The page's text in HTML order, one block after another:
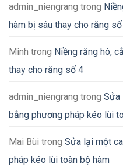
admin_niengrang trong
hàm bị sâu thay cho răng
Minh trong Niềng răng hô,
thay cho răng số 4
admin_niengrang trong Sửa
bằng phương pháp kéo lùi
Mai Bùi trong Sửa lại một
pháp kéo lùi toàn bộ hàm